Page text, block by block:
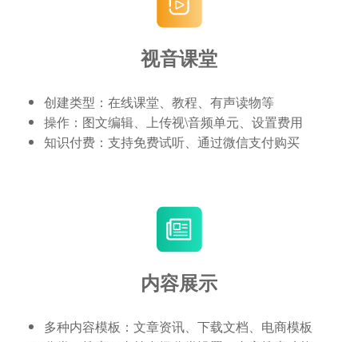
视音课堂
创建类型：在线课堂、教程、有声读物等
操作：图文编辑、上传视\音频单元、设置费用
知识付费：支持免费试听、通过微信支付购买
内容展示
多种内容模板：文章资讯、下载文档、电商模板